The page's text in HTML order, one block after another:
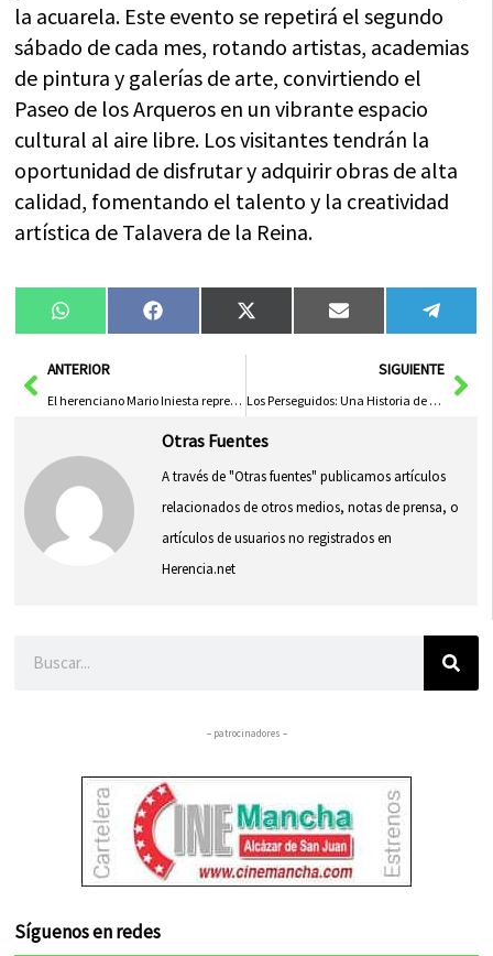
la acuarela. Este evento se repetirá el segundo
sábado de cada mes, rotando artistas, academias
de pintura y galerías de arte, convirtiendo el
Paseo de los Arqueros en un vibrante espacio
cultural al aire libre. Los visitantes tendrán la
oportunidad de disfrutar y adquirir obras de alta
calidad, fomentando el talento y la creatividad
artística de Talavera de la Reina.
Compartir
en
WhatsAppCompartir
en
FacebookCompartir
en
X
(Twitter)
Compartir
en
Email
en
AntANTERIOR
El herenciano Mario Iniesta representará a Castilla-La Mancha en el Campeonato de España de Pádel
SIGUIENTE
Los Perseguidos: Una Historia de Valentía y Redención
Otras Fuentes
A través de "Otras fuentes" publicamos artículos
relacionados de otros medios, notas de prensa, o
artículos de usuarios no registrados en
Herencia.net
– patrocinadores –
Síguenos en redes